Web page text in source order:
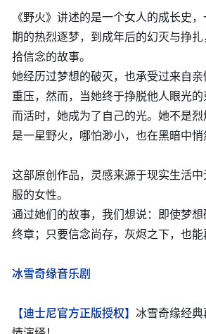
《野火》讲述的是一个女人的成长史
期的热烈逐梦，到成年后的幻灭与挣
拾信念的故事。
她经历过梦想的破灭，也承受过来自
重压，然而，当她终于挣脱他人眼光
而活时，她成为了自己的光。她不是
是一星野火，哪怕渺小，也在黑暗中悄
这部原创作品，灵感来源于现实生活
服的女性。
通过她们的故事，我们想说：即使梦
终章；只要信念尚存，灰烬之下，也能
冰雪奇缘音乐剧
【迪士尼官方正版授权】 冰雪奇缘经